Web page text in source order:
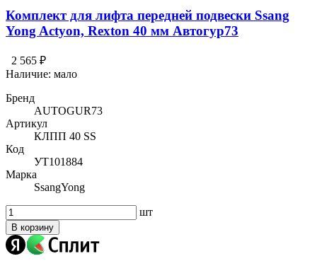
Комплект для лифта передней подвески Ssang
Yong Actyon, Rexton 40 мм Автогур73
2 565 ₽
Наличие: мало
Бренд
AUTOGUR73
Артикул
КЛПП 40 SS
Код
УТ101884
Марка
SsangYong
шт
В корзину